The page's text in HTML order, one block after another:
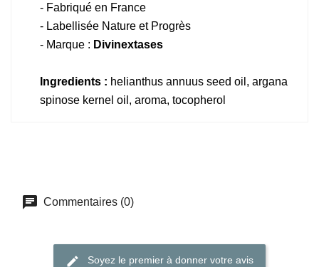
- Fabriqué en France
- Labellisée Nature et Progrès
- Marque : Divinextases
Ingredients : helianthus annuus seed oil, argana
spinose kernel oil, aroma, tocopherol
Commentaires (0)
Soyez le premier à donner votre avis